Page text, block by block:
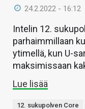
24.2.2022 - 16:12
Intelin 12.
parhaimmillaan
ytimellä, kun U-
maksimissaan
Lue lisää
12. sukupolven Core